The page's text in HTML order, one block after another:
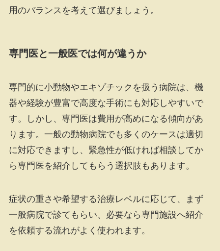
用のバランスを考えて選びましょう。
専門医と一般医では何が違うか
専門的に小動物やエキゾチックを扱う病院は、機
器や経験が豊富で高度な手術にも対応しやすいで
す。しかし、専門医は費用が高めになる傾向があ
ります。一般の動物病院でも多くのケースは適切
に対応できますし、緊急性が低ければ相談してか
ら専門医を紹介してもらう選択肢もあります。
症状の重さや希望する治療レベルに応じて、まず
一般病院で診てもらい、必要なら専門施設へ紹介
を依頼する流れがよく使われます。